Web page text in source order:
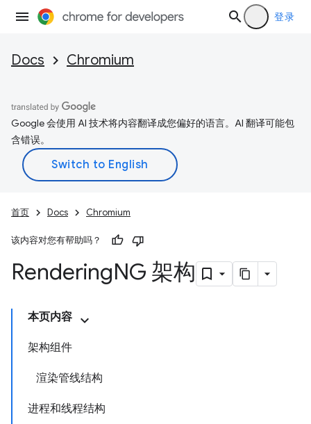
登录
Docs Chromium
Google 会使用 AI 技术将内容翻译成您偏好的语言。AI 翻译可能包
含错误。
首页 Docs Chromium
该内容对您有帮助吗？
RenderingNG 架构
本页内容
架构组件
渲染管线结构
进程和线程结构